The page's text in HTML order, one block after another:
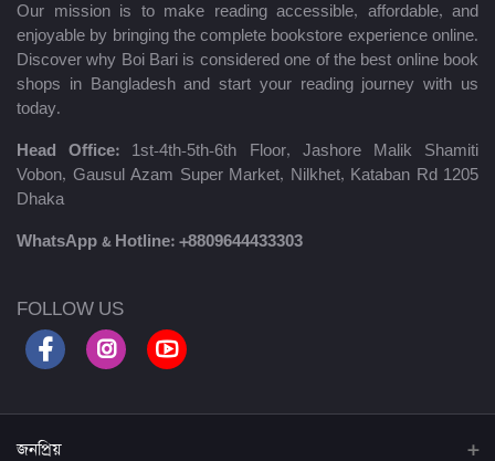
Our mission is to make reading accessible, affordable, and
enjoyable by bringing the complete bookstore experience online.
Discover why Boi Bari is considered one of the best online book
shops in Bangladesh and start your reading journey with us
today.
Head Office: 1st-4th-5th-6th Floor, Jashore Malik Shamiti
Vobon, Gausul Azam Super Market, Nilkhet, Kataban Rd 1205
Dhaka
WhatsApp & Hotline: +8809644433303
FOLLOW US
জনপ্রিয়